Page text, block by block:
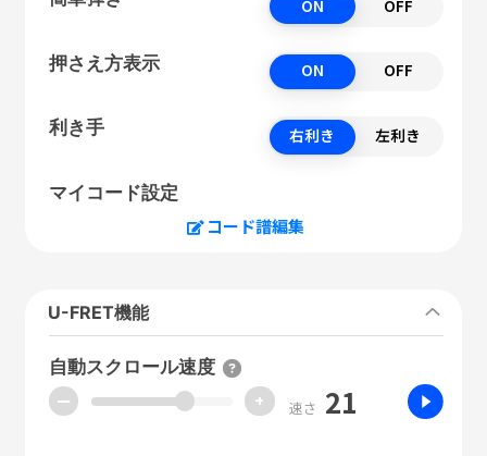
ON OFF
押さえ方表示 ON OFF
利き手 右利き 左利き
マイコード設定
コード譜編集
U-FRET機能
自動スクロール速度
ー + 速さ 21